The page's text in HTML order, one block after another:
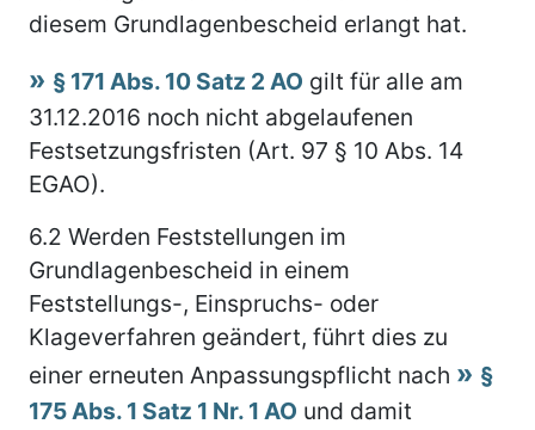
diesem Grundlagenbescheid erlangt hat.
§ 171 Abs. 10 Satz 2 AO gilt für alle am
31.12.2016 noch nicht abgelaufenen
Festsetzungsfristen (Art. 97 § 10 Abs. 14
EGAO).
6.2 Werden Feststellungen im
Grundlagenbescheid in einem
Feststellungs-, Einspruchs- oder
Klageverfahren geändert, führt dies zu
einer erneuten Anpassungspflicht nach
§
175 Abs. 1 Satz 1 Nr. 1 AO und damit